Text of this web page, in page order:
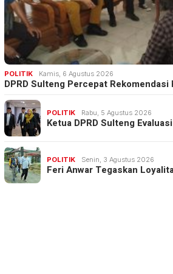
POLITIK Kamis, 6 Agustus 2026
DPRD Sulteng Percepat Rekomendasi
POLITIK Rabu, 5 Agustus 2026
Ketua DPRD Sulteng
POLITIK Senin, 3 Agustus 2026
Feri Anwar Tegaskan